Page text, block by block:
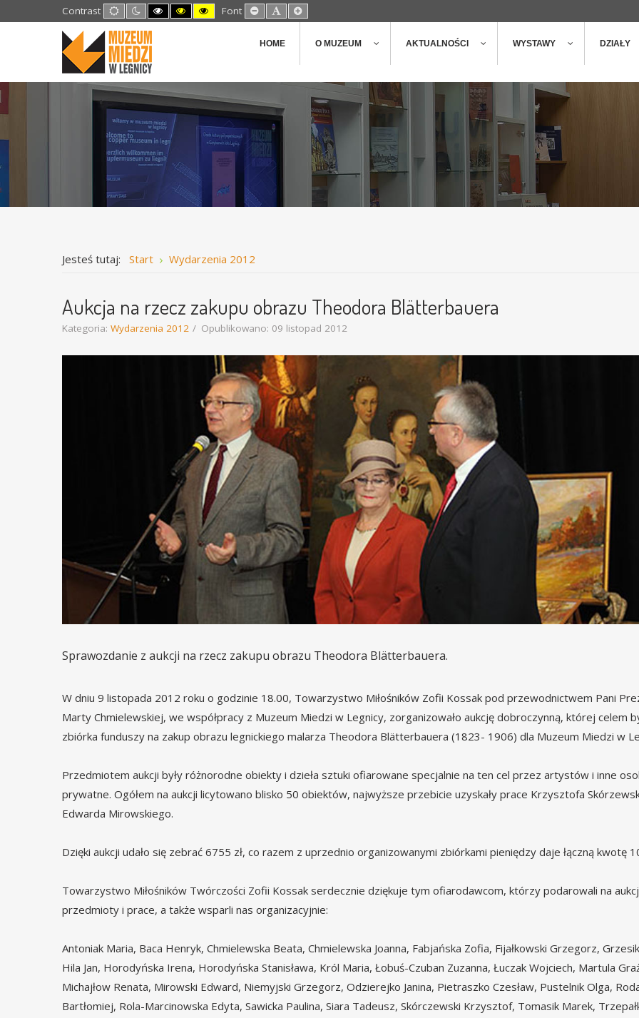
Contrast Default
mode
Night
mode
High
Contrast
High
Contrast
High
Contrast
Font Set
Smaller
Set
Default
Set
Larger
HOME O MUZEUM AKTUALNOŚCI WYSTAWY DZIAŁY
Jesteś tutaj: Start Wydarzenia 2012
Aukcja na rzecz zakupu obrazu Theodora Blätterbauera
Kategoria: Wydarzenia 2012 Opublikowano: 09 listopad 2012
Sprawozdanie z aukcji na rzecz zakupu obrazu Theodora Blätterbauera.
W dniu 9 listopada 2012 roku o godzinie 18.00, Towarzystwo Miłośników Zofii Kossak pod przewodnictwem Pani
Marty Chmielewskiej, we współpracy z Muzeum Miedzi w Legnicy, zorganizowało aukcję dobroczynną, której celem
zbiórka funduszy na zakup obrazu legnickiego malarza Theodora Blätterbauera (1823- 1906) dla Muzeum Miedzi w
Przedmiotem aukcji były różnorodne obiekty i dzieła sztuki ofiarowane specjalnie na ten cel przez artystów i inne
prywatne. Ogółem na aukcji licytowano blisko 50 obiektów, najwyższe przebicie uzyskały prace Krzysztofa
Edwarda Mirowskiego.
Dzięki aukcji udało się zebrać 6755 zł, co razem z uprzednio organizowanymi zbiórkami pieniędzy daje łączną kwotę
Towarzystwo Miłośników Twórczości Zofii Kossak serdecznie dziękuje tym ofiarodawcom, którzy podarowali na
przedmioty i prace, a także wsparli nas organizacyjnie:
Antoniak Maria, Baca Henryk, Chmielewska Beata, Chmielewska Joanna, Fabjańska Zofia, Fijałkowski Grzegorz,
Hila Jan, Horodyńska Irena, Horodyńska Stanisława, Król Maria, Łobuś-Czuban Zuzanna, Łuczak Wojciech, Martula
Michajłow Renata, Mirowski Edward, Niemyjski Grzegorz, Odzierejko Janina, Pietraszko Czesław, Pustelnik Olga,
Bartłomiej, Rola-Marcinowska Edyta, Sawicka Paulina, Siara Tadeusz, Skórczewski Krzysztof, Tomasik Marek,